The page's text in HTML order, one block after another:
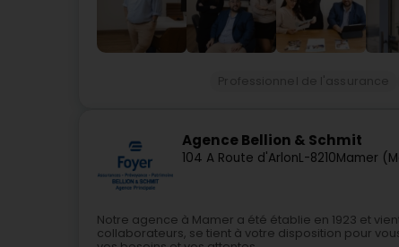
Agence Bellion & Schmit
104 A Route d'ArlonL-8210Mamer
Notre agence à Mamer a été établie en 1923 et
collaborateurs, se tient à votre disposition pour